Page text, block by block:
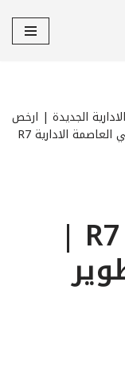
الجديدة | ارخص
كمبوند ذا سيتي العاصمة الادارية R7
العاصمة الادارية R7 |